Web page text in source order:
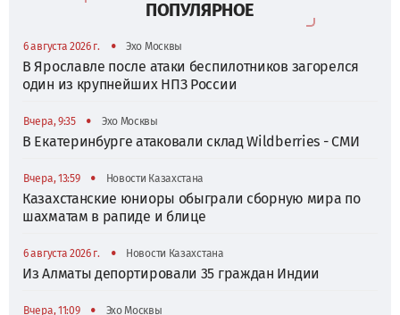
ПОПУЛЯРНОЕ
6 августа 2026 г. • Эхо Москвы
В Ярославле после атаки беспилотников загорелся
один из крупнейших НПЗ России
Вчера, 9:35 • Эхо Москвы
В Екатеринбурге атаковали склад Wildberries - СМИ
Вчера, 13:59 • Новости Казахстана
Казахстанские юниоры обыграли сборную мира по
шахматам в рапиде и блице
6 августа 2026 г. • Новости Казахстана
Из Алматы депортировали 35 граждан Индии
Вчера, 11:09 • Эхо Москвы